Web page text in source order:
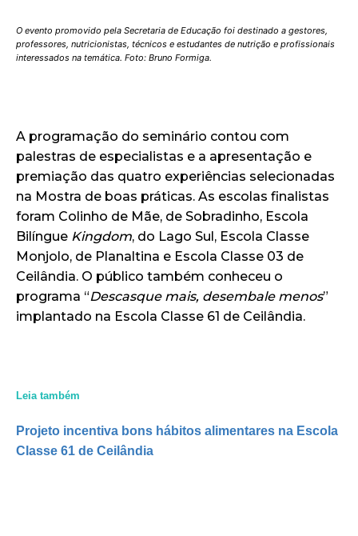
O evento promovido pela Secretaria de Educação foi destinado a gestores,
professores, nutricionistas, técnicos e estudantes de nutrição e profissionais
interessados na temática. Foto: Bruno Formiga.
A programação do seminário contou com
palestras de especialistas e a apresentação e
premiação das quatro experiências selecionadas
na Mostra de boas práticas. As escolas finalistas
foram Colinho de Mãe, de Sobradinho, Escola
Bilíngue Kingdom, do Lago Sul, Escola Classe
Monjolo, de Planaltina e Escola Classe 03 de
Ceilândia. O público também conheceu o
programa “Descasque mais, desembale menos”
implantado na Escola Classe 61 de Ceilândia.
Leia também
Projeto incentiva bons hábitos alimentares na Escola
Classe 61 de Ceilândia